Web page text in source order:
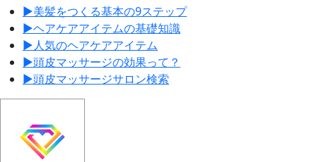
▶︎美髪をつくる基本の9ステップ
▶︎ヘアケアアイテムの基礎知識
▶︎人気のヘアケアアイテム
▶︎頭皮マッサージの効果って？
▶︎頭皮マッサージサロン検索